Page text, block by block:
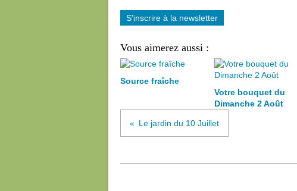
S'inscrire à la newsletter
Vous aimerez aussi :
Source fraîche
Votre bouquet du
Dimanche 2 Août
Le jardin du 10 Juillet